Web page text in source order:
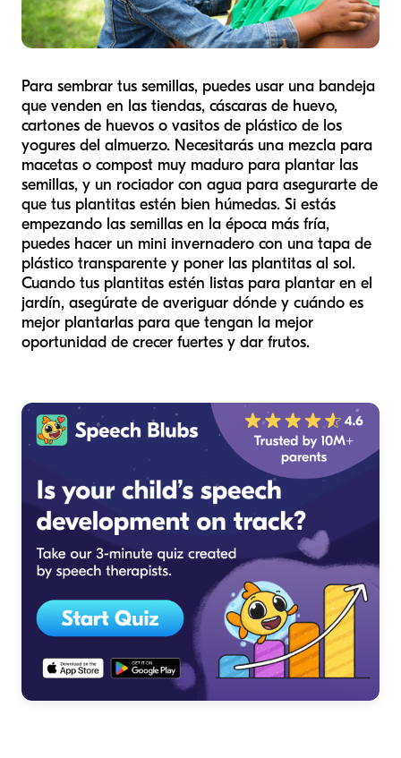
Para sembrar tus semillas, puedes usar una bandeja
que venden en las tiendas, cáscaras de huevo,
cartones de huevos o vasitos de plástico de los
yogures del almuerzo. Necesitarás una mezcla para
macetas o compost muy maduro para plantar las
semillas, y un rociador con agua para asegurarte de
que tus plantitas estén bien húmedas. Si estás
empezando las semillas en la época más fría,
puedes hacer un mini invernadero con una tapa de
plástico transparente y poner las plantitas al sol.
Cuando tus plantitas estén listas para plantar en el
jardín, asegúrate de averiguar dónde y cuándo es
mejor plantarlas para que tengan la mejor
oportunidad de crecer fuertes y dar frutos.